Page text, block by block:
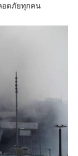
อดภัยทุกคน